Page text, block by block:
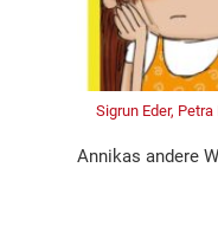
Sigrun Eder,
Annikas andere